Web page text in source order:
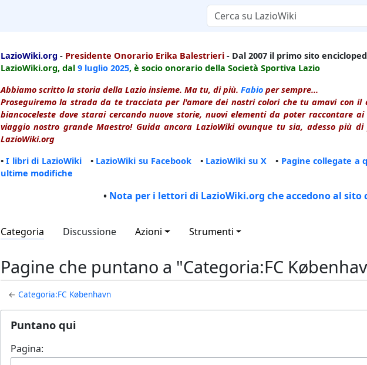
LazioWiki.org - Presidente Onorario Erika Balestrieri - Dal 2007 il primo sito
LazioWiki.org, dal 9 luglio 2025, è socio onorario della Società Sportiva Lazio
Abbiamo scritto la storia della Lazio insieme. Ma tu, di più. Fabio per sempre...
Proseguiremo la strada da te tracciata per l'amore dei nostri colori che tu amavi con
biancoceleste dove starai cercando nuove storie, nuovi elementi da poter raccontare
viaggio nostro grande Maestro! Guida ancora LazioWiki ovunque tu sia, adesso più
LazioWiki.org
•I libri di LazioWiki• LazioWiki su Facebook • LazioWiki su X • Pagine collegate a
ultime modifiche
• Nota per i lettori di LazioWiki.org che accedono al sito
Categoria Discussione Azioni Strumenti
Pagine che puntano a "Categoria:FC
←Categoria:FC København
Puntano qui
Pagina: